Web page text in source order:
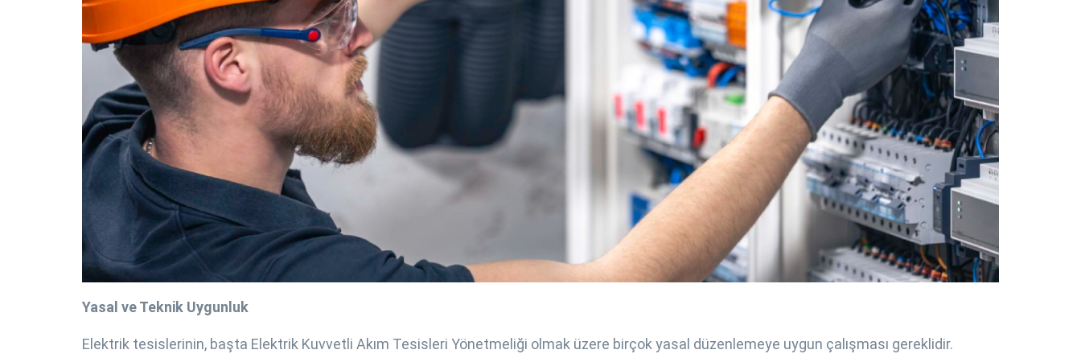
Yasal ve Teknik Uygunluk
Elektrik tesislerinin, başta Elektrik Kuvvetli Akım Tesisleri Yönetmeliği olmak üzere birçok yasal düzenlemeye uygun çalışması gereklidir.